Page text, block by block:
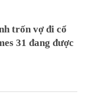
trốn vợ đi cổ
31 đang được